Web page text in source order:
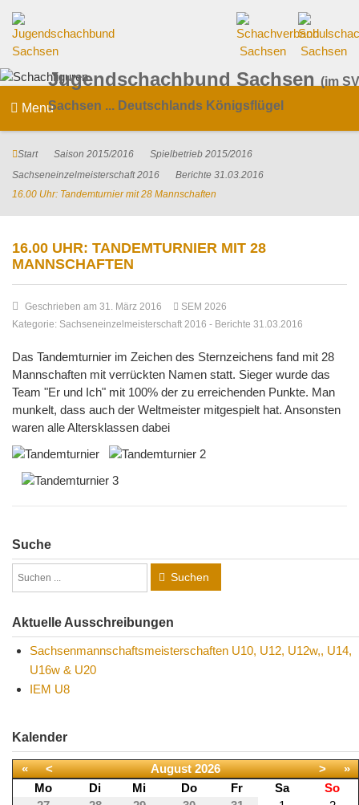
Jugendschachbund Sachsen (im
Sachsen ... Deutschlands Königsflügel
Menu
Start Saison 2015/2016
Spielbetrieb 2015/2016
Sachseneinzelmeisterschaft 2016
Berichte 31.03.2016
16.00 Uhr: Tandemturnier mit 28 Mannschaften
16.00 UHR: TANDEMTURNIER MIT 28
MANNSCHAFTEN
Geschrieben am 31. März 2016
SEM 2026
Kategorie: Sachseneinzelmeisterschaft 2016 - Berichte 31.03.2016
Das Tandemturnier im Zeichen des Sternzeichens fand mit 28
Mannschaften mit verrückten Namen statt. Sieger wurde das
Team "Er und Ich" mit 100% der zu erreichenden Punkte. Man
munkelt, dass auch der Weltmeister mitgespielt hat. Ansonsten
waren alle Altersklassen dabei
Suche
Suchen
Aktuelle Ausschreibungen
Sachsenmannschaftsmeisterschaften U10, U12, U12w,, U14,
U16w & U20
IEM U8
Kalender
« < August 2026 >
»
Mo
Di Mi Do Fr Sa
So